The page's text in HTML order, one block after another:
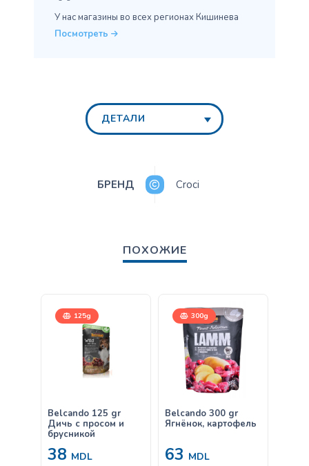
У нас магазины во всех регионах Кишинева
Посмотреть
ДЕТАЛИ
БРЕНД Croci
ПОХОЖИЕ
125g
Belcando 125 gr
Дичь с просом и
брусникой
38 MDL
300g
Belcando 300 gr
Ягнёнок, картофель
63 MDL